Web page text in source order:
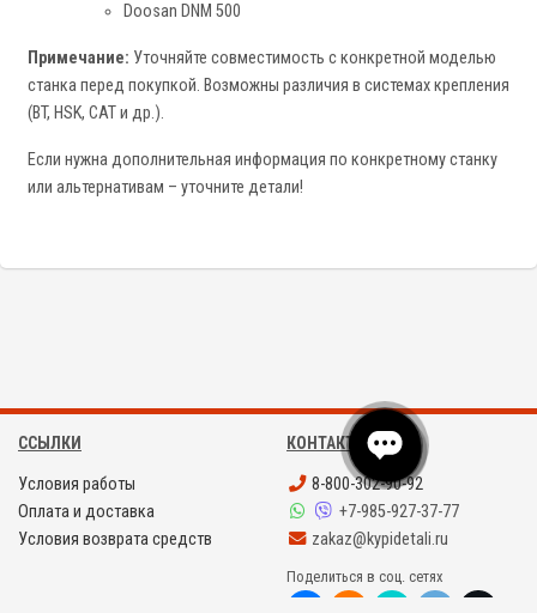
Doosan DNM 500
Примечание: Уточняйте совместимость с конкретной моделью
станка перед покупкой. Возможны различия в системах крепления
(BT, HSK, CAT и др.).
Если нужна дополнительная информация по конкретному станку
или альтернативам – уточните детали!
ССЫЛКИ
Условия работы
Оплата и доставка
Условия возврата средств
КОНТАКТЫ
8-800-302-90-92
+7-985-927-37-77
zakaz@kypidetali.ru
Поделиться в соц. сетях